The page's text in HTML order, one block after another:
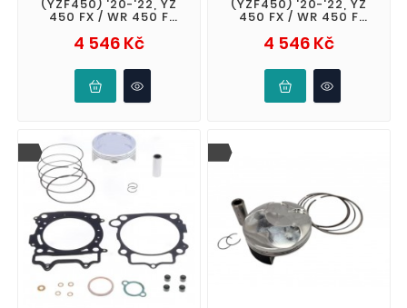
(YZF450) '20-'22, YZ
450 FX / WR 450 F
XEF 450 '
4 546 KčCena
(YZF450) '20-'22, YZ
450 FX / WR 450 F
XEF 450 '
4 546 KčCena